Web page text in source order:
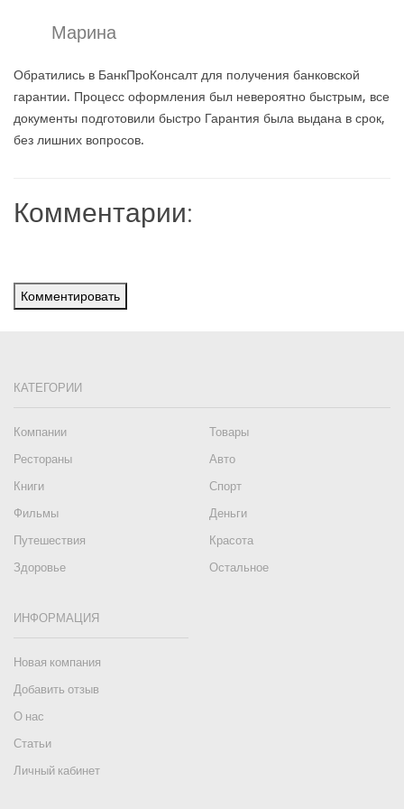
Марина
Обратились в БанкПроКонсалт для получения банковской
гарантии. Процесс оформления был невероятно быстрым, все
документы подготовили быстро Гарантия была выдана в срок,
без лишних вопросов.
Комментарии:
Комментировать
КАТЕГОРИИ
Компании
Товары
Рестораны
Авто
Книги
Спорт
Фильмы
Деньги
Путешествия
Красота
Здоровье
Остальное
ИНФОРМАЦИЯ
Новая компания
Добавить отзыв
О нас
Статьи
Личный кабинет